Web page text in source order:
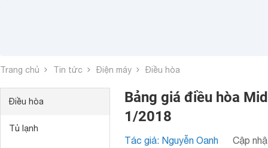
Trang chủ Tin tức Điện máy Điều hòa
Điều hòa
Tủ lạnh
Bảng giá điều hòa
1/2018
Tác giả: Nguyễn Oanh Cập